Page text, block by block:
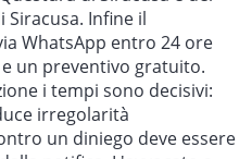
Infine il
WhatsApp entro 24 ore
un preventivo gratuito.
i tempi sono decisivi:
irregolarità
un diniego deve essere